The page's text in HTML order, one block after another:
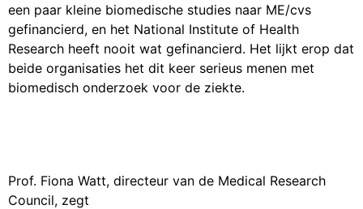
een paar kleine biomedische studies naar ME/cvs
gefinancierd, en het National Institute of Health
Research heeft nooit wat gefinancierd. Het lijkt erop dat
beide organisaties het dit keer serieus menen met
biomedisch onderzoek voor de ziekte.
Prof. Fiona Watt, directeur van de Medical Research
Council, zegt